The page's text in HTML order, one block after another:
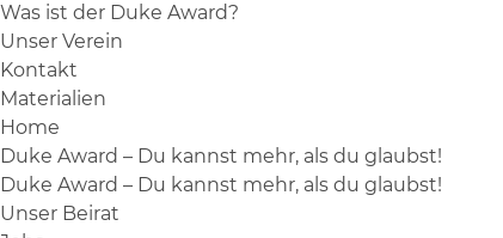
Was ist der Duke Award?
Unser Verein
Kontakt
Materialien
Home
Duke Award – Du kannst mehr, als du glaubst!
Duke Award – Du kannst mehr, als du glaubst!
Unser Beirat